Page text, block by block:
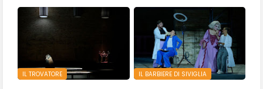
IL TROVATORE IL BARBIERE DI SIVIGLIA